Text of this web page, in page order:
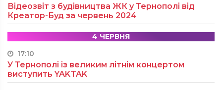
Відеозвіт з будівництва ЖК у Тернополі від
Креатор-Буд за червень 2024
4 ЧЕРВНЯ
17:10
У Тернополі із великим літнім концертом
виступить YAKTAK